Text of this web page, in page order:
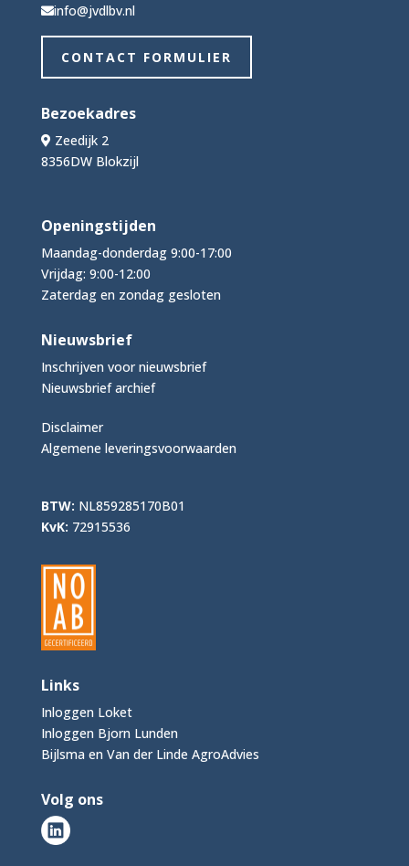
info@jvdlbv.nl
CONTACT FORMULIER
Bezoekadres
Zeedijk 2
8356DW Blokzijl
Openingstijden
Maandag-donderdag 9:00-17:00
Vrijdag: 9:00-12:00
Zaterdag en zondag gesloten
Nieuwsbrief
Inschrijven voor nieuwsbrief
Nieuwsbrief archief
Disclaimer
Algemene leveringsvoorwaarden
BTW: NL859285170B01
KvK: 72915536
Links
Inloggen Loket
Inloggen Bjorn Lunden
Bijlsma en Van der Linde AgroAdvies
Volg ons